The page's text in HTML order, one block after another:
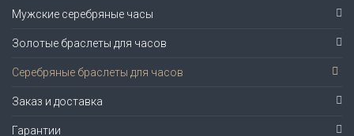
Мужские серебряные часы
Золотые браслеты для часов
Серебряные браслеты для часов
Заказ и доставка
Гарантии